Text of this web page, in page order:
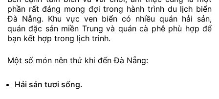
phần rất đáng mong đợi trong hành trình du lịch biển
Đà Nẵng. Khu vực ven biển có nhiều quán hải sản,
quán đặc sản miền Trung và quán cà phê phù hợp để
bạn kết hợp trong lịch trình.
Một số món nên thử khi đến Đà Nẵng:
Hải sản tươi sống.